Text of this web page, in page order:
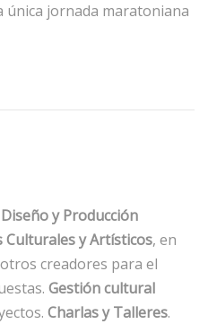
única jornada maratoniana
Diseño y Producción
Culturales y Artísticos, en
creadores para el
Gestión cultural
Charlas y Talleres.